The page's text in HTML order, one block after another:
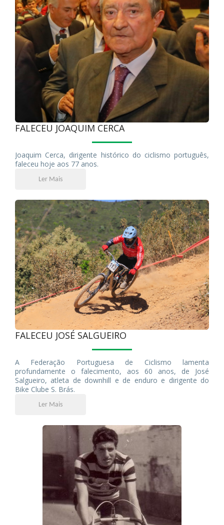
FALECEU JOAQUIM CERCA
Joaquim Cerca, dirigente histórico do ciclismo português,
faleceu hoje aos 77 anos.
Ler Mais
FALECEU JOSÉ SALGUEIRO
A Federação Portuguesa de Ciclismo lamenta
profundamente o falecimento, aos 60 anos, de José
Salgueiro, atleta de downhill e de enduro e dirigente do
Bike Clube S. Brás.
Ler Mais